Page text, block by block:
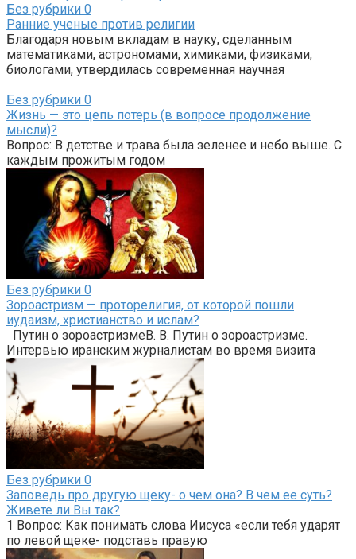
Без рубрики 0
Ранние ученые против религии
Благодаря новым вкладам в науку, сделанным
математиками, астрономами, химиками, физиками,
биологами, утвердилась современная научная
Без рубрики 0
Жизнь — это цепь потерь (в вопросе продолжение
мысли)?
Вопрос: В детстве и трава была зеленее и небо выше. С
каждым прожитым годом
Без рубрики 0
Зороастризм — проторелигия, от которой пошли
иудаизм, христианство и ислам?
Путин о зороастризмеВ. В. Путин о зороастризме.
Интервью иранским журналистам во время визита
Без рубрики 0
Заповедь про другую щеку- о чем она? В чем ее суть?
Живете ли Вы так?
1 Вопрос: Как понимать слова Иисуса «если тебя ударят
по левой щеке- подставь правую